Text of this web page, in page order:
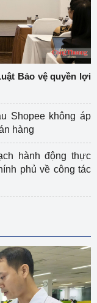
Bảo vệ quyền lợi
Shopee không áp
hàng
hành động thực
phủ về công tác